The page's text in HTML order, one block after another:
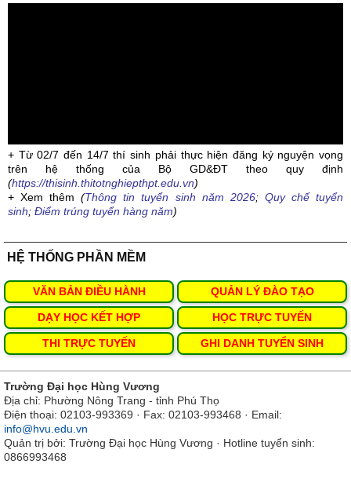
+ Từ 02/7 đến 14/7 thí sinh phải thực hiện đăng ký nguyện vọng
trên hệ thống của Bộ GD&ĐT theo quy định
(https://thisinh.thitotnghiepthpt.edu.vn)
+ Xem thêm(Thông tin tuyển sinh năm 2026; Quy chế tuyển
sinh; Điểm trúng tuyển hàng năm)
HỆ THỐNG PHẦN MỀM
VĂN BẢN ĐIỀU HÀNH QUẢN LÝ ĐÀO TẠO
DẠY HỌC KẾT HỢP HỌC TRỰC TUYẾN
THI TRỰC TUYẾN GHI DANH TUYỂN SINH
Trường Đại học Hùng Vương
Địa chỉ: Phường Nông Trang - tỉnh Phú Thọ
Điện thoại: 02103-993369 · Fax: 02103-993468 · Email:
info@hvu.edu.vn
Quản trị bởi: Trường Đại học Hùng Vương · Hotline tuyển sinh:
0866993468